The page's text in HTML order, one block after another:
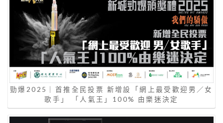
勁爆2025｜首推全民投票 新增設「網上最受歡迎男／女
歌手」 「人氣王」100% 由樂迷決定